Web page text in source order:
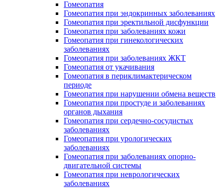
Гомеопатия
Гомеопатия при эндокринных заболеваниях
Гомеопатия при эректильной дисфункции
Гомеопатия при заболеваниях кожи
Гомеопатия при гинекологических
заболеваниях
Гомеопатия при заболеваниях ЖКТ
Гомеопатия от укачивания
Гомеопатия в периклимактерическом
периоде
Гомеопатия при нарушении обмена веществ
Гомеопатия при простуде и заболеваниях
органов дыхания
Гомеопатия при сердечно-сосудистых
заболеваниях
Гомеопатия при урологических
заболеваниях
Гомеопатия при заболеваниях опорно-
двигательной системы
Гомеопатия при неврологических
заболеваниях